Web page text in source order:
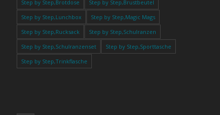
Step by Step,Brotdose
Step by Step,Brustbeutel
Step by Step,Lunchbox
Step by Step,Magic Mags
Step by Step,Rucksack
Step by Step,Schulranzen
Step by Step,Schulranzenset
Step by Step,Sporttasche
Step by Step,Trinkflasche